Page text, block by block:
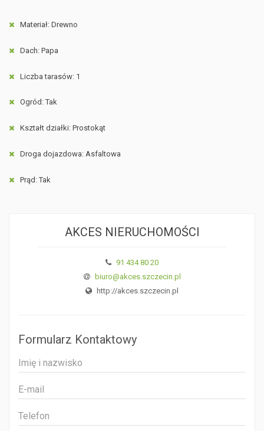
Materiał: Drewno
Dach: Papa
Liczba tarasów: 1
Ogród: Tak
Kształt działki: Prostokąt
Droga dojazdowa: Asfaltowa
Prąd: Tak
AKCES NIERUCHOMOŚCI
91 434 80 20
biuro@akces.szczecin.pl
http://akces.szczecin.pl
Formularz Kontaktowy